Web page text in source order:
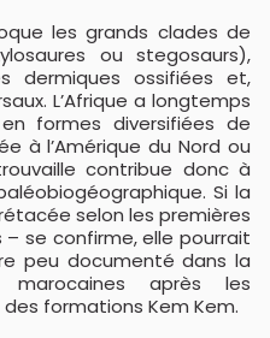
les grands clades de
ou stegosaurs),
dermiques ossifiées et,
L’Afrique a longtemps
formes diversifiées de
à l’Amérique du Nord ou
contribue donc à
Si la
selon les premières
se confirme, elle pourrait
peu documenté dans la
marocaines après les
formations Kem Kem.